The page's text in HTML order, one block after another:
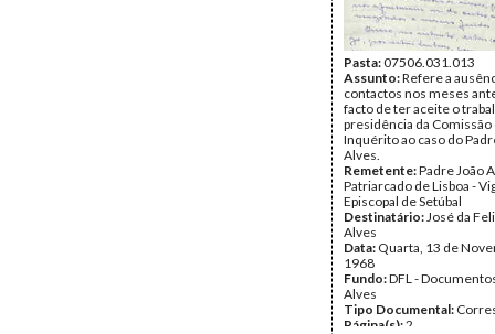
Pasta:07506.031.013
Assunto:Refere a
contactos nos meses
facto de ter aceite o
presidência da Comissão
Inquérito ao caso do
Alves.
Remetente:Padre João
Patriarcado de Lisboa -
Episcopal de Setúbal
Destinatário:José da
Alves
Data: Quarta, 13 de
1968
Fundo:DFL -
Alves
Tipo Documental:
Página(s):2